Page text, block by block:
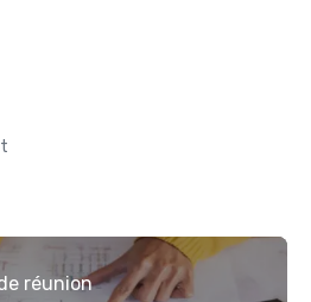
réunion